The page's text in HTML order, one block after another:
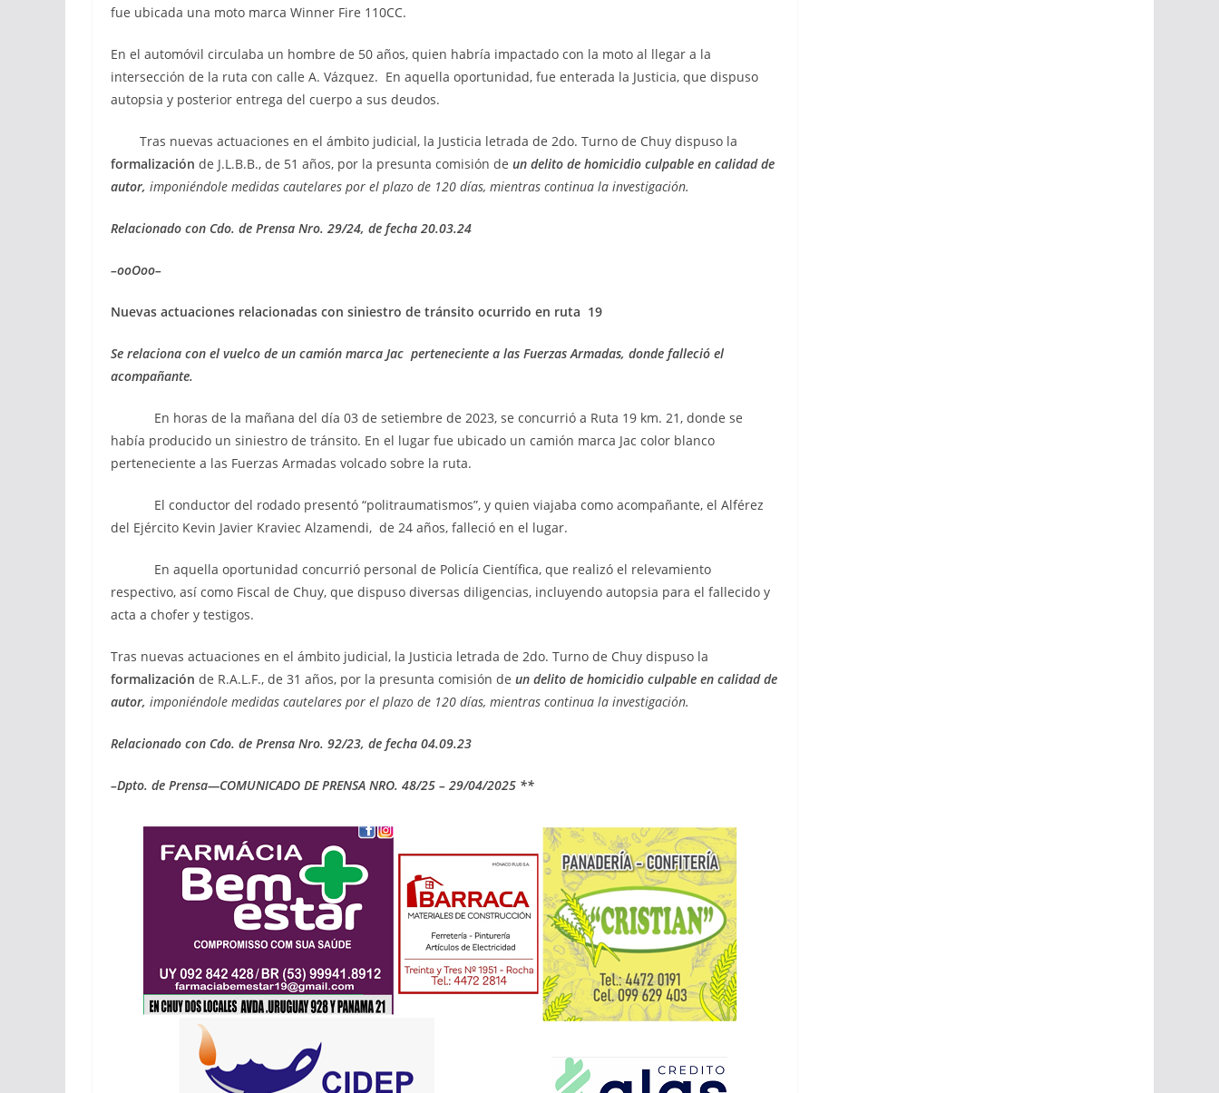
fue ubicada una moto marca Winner Fire 110CC.
En el automóvil circulaba un hombre de 50 años, quien habría impactado con la moto al llegar a la
intersección de la ruta con calle A. Vázquez. En aquella oportunidad, fue enterada la Justicia, que dispuso
autopsia y posterior entrega del cuerpo a sus deudos.
Tras nuevas actuaciones en el ámbito judicial, la Justicia letrada de 2do. Turno de Chuy dispuso la
formalización de J.L.B.B., de 51 años, por la presunta comisión de un delito de homicidio culpable en calidad de
autor, imponiéndole medidas cautelares por el plazo de 120 días, mientras continua la investigación.
Relacionado con Cdo. de Prensa Nro. 29/24, de fecha 20.03.24
–ooOoo–
Nuevas actuaciones relacionadas con siniestro de tránsito ocurrido en ruta 19
Se relaciona con el vuelco de un camión marca Jac perteneciente a las Fuerzas Armadas, donde falleció el
acompañante.
En horas de la mañana del día 03 de setiembre de 2023, se concurrió a Ruta 19 km. 21, donde se
había producido un siniestro de tránsito. En el lugar fue ubicado un camión marca Jac color blanco
perteneciente a las Fuerzas Armadas volcado sobre la ruta.
El conductor del rodado presentó “politraumatismos”, y quien viajaba como acompañante, el Alférez
del Ejército Kevin Javier Kraviec Alzamendi, de 24 años, falleció en el lugar.
En aquella oportunidad concurrió personal de Policía Científica, que realizó el relevamiento
respectivo, así como Fiscal de Chuy, que dispuso diversas diligencias, incluyendo autopsia para el fallecido y
acta a chofer y testigos.
Tras nuevas actuaciones en el ámbito judicial, la Justicia letrada de 2do. Turno de Chuy dispuso la
formalización de R.A.L.F., de 31 años, por la presunta comisión de un delito de homicidio culpable en calidad de
autor, imponiéndole medidas cautelares por el plazo de 120 días, mientras continua la investigación.
Relacionado con Cdo. de Prensa Nro. 92/23, de fecha 04.09.23
–Dpto. de Prensa—COMUNICADO DE PRENSA NRO. 48/25 – 29/04/2025 **